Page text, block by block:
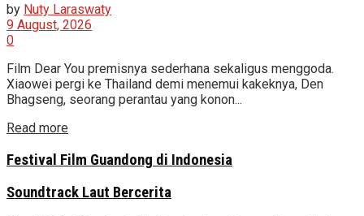
by Nuty Laraswaty
9 August, 2026
0
Film Dear You premisnya sederhana sekaligus menggoda.
Xiaowei pergi ke Thailand demi menemui kakeknya, Den
Bhagseng, seorang perantau yang konon...
Read more
Festival Film Guandong di Indonesia
Soundtrack Laut Bercerita